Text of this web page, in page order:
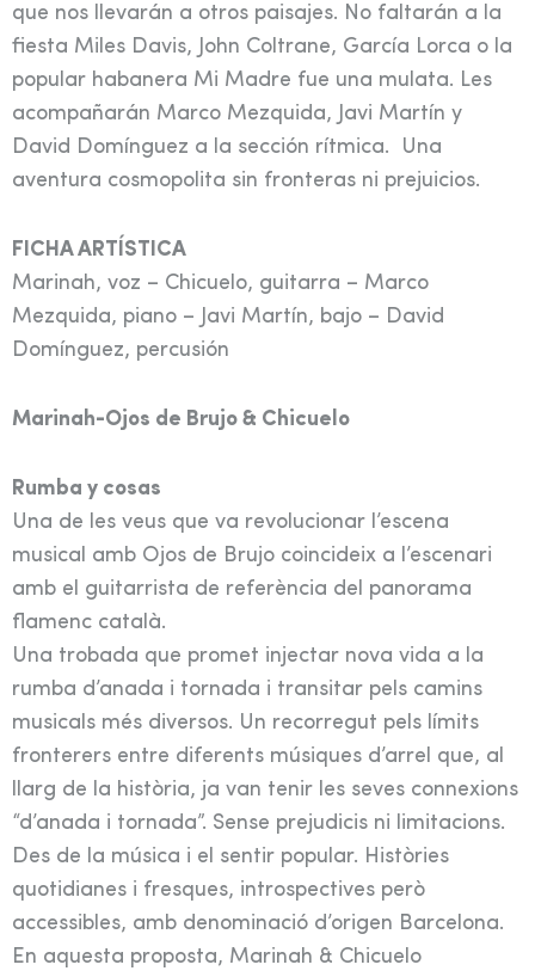
que nos llevarán a otros paisajes. No faltarán a la
fiesta Miles Davis, John Coltrane, García Lorca o la
popular habanera Mi Madre fue una mulata. Les
acompañarán Marco Mezquida, Javi Martín y
David Domínguez a la sección rítmica. Una
aventura cosmopolita sin fronteras ni prejuicios.
FICHA ARTÍSTICA
Marinah, voz – Chicuelo, guitarra – Marco
Mezquida, piano – Javi Martín, bajo – David
Domínguez, percusión
Marinah-Ojos de Brujo & Chicuelo
Rumba y cosas
Una de les veus que va revolucionar l’escena
musical amb Ojos de Brujo coincideix a l’escenari
amb el guitarrista de referència del panorama
flamenc català.
Una trobada que promet injectar nova vida a la
rumba d’anada i tornada i transitar pels camins
musicals més diversos. Un recorregut pels límits
fronterers entre diferents músiques d’arrel que, al
llarg de la història, ja van tenir les seves connexions
“d’anada i tornada”. Sense prejudicis ni limitacions.
Des de la música i el sentir popular. Històries
quotidianes i fresques, introspectives però
accessibles, amb denominació d’origen Barcelona.
En aquesta proposta, Marinah & Chicuelo